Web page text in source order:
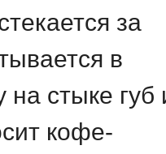
за
в
на стыке губ
кофе-